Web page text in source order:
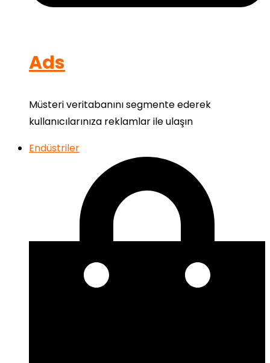
Ads
Müsteri veritabanını segmente ederek
kullanıcılarınıza reklamlar ile ulaşın
Endüstriler